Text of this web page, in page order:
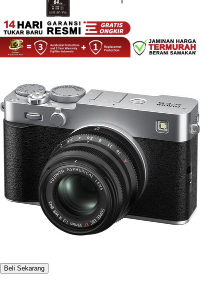
Beli Sekarang